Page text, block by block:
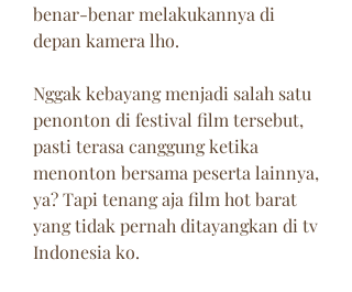
benar-benar melakukannya di
depan kamera lho.
Nggak kebayang menjadi salah satu
penonton di festival film tersebut,
pasti terasa canggung ketika
menonton bersama peserta lainnya,
ya? Tapi tenang aja film hot barat
yang tidak pernah ditayangkan di tv
Indonesia ko.